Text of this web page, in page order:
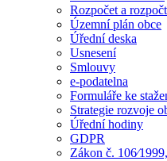
Rozpočet a
Územní plán obce
Úřední deska
Usnesení
Smlouvy
e-podatelna
Formuláře ke
Strategie rozvoje
Úřední hodiny
GDPR
Zákon č.